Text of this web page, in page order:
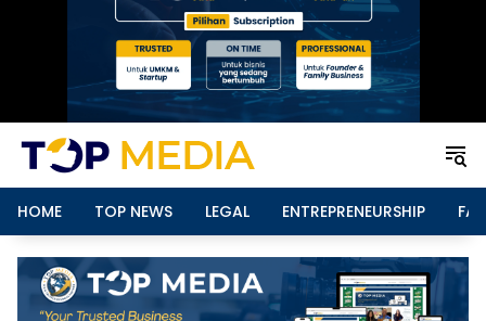
HOME TOP NEWS LEGAL ENTREPRENEURSHIP